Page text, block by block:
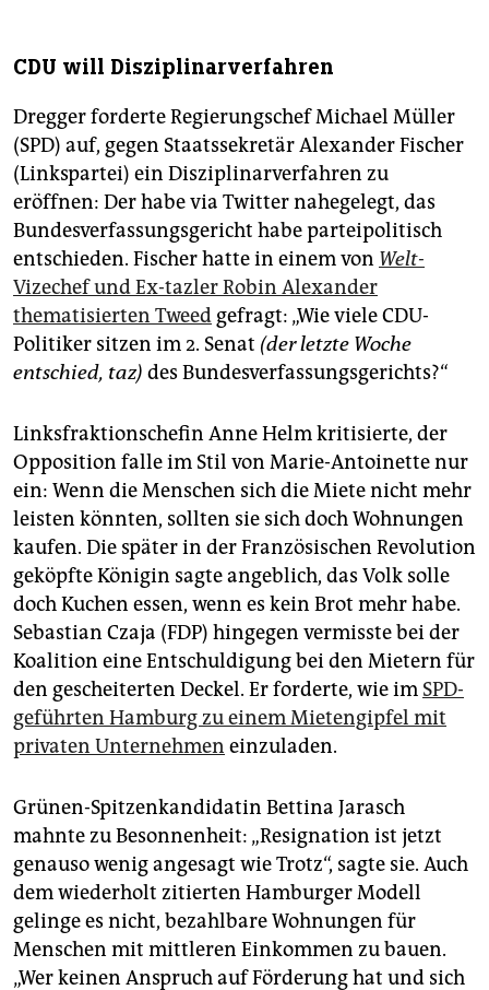
CDU will Disziplinarverfahren
Dregger forderte Regierungschef Michael Müller
(SPD) auf, gegen Staatssekretär Alexander Fischer
(Linkspartei) ein Disziplinarverfahren zu
eröffnen: Der habe via Twitter nahegelegt, das
Bundesverfassungsgericht habe parteipolitisch
entschieden. Fischer hatte in einem von Welt-
Vizechef und Ex-tazler Robin Alexander
thematisierten Tweed gefragt: „Wie viele CDU-
Politiker sitzen im 2. Senat (der letzte Woche
entschied, taz) des Bundesverfassungsgerichts?“
Linksfraktionschefin Anne Helm kritisierte, der
Opposition falle im Stil von Marie-Antoinette nur
ein: Wenn die Menschen sich die Miete nicht mehr
leisten könnten, sollten sie sich doch Wohnungen
kaufen. Die später in der Französischen Revolution
geköpfte Königin sagte angeblich, das Volk solle
doch Kuchen essen, wenn es kein Brot mehr habe.
Sebastian Czaja (FDP) hingegen vermisste bei der
Koalition eine Entschuldigung bei den Mietern für
den gescheiterten Deckel. Er forderte, wie im SPD-
geführten Hamburg zu einem Mietengipfel mit
privaten Unternehmen einzuladen.
Grünen-Spitzenkandidatin Bettina Jarasch
mahnte zu Besonnenheit: „Resignation ist jetzt
genauso wenig angesagt wie Trotz“, sagte sie. Auch
dem wiederholt zitierten Hamburger Modell
gelinge es nicht, bezahlbare Wohnungen für
Menschen mit mittleren Einkommen zu bauen.
„Wer keinen Anspruch auf Förderung hat und sich